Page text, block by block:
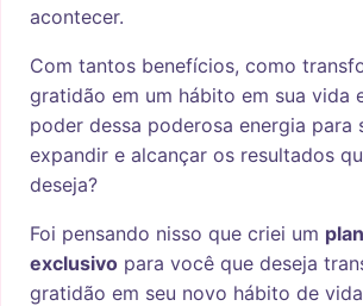
acontecer.
Com tantos benefícios, como
gratidão em um hábito em sua vida
poder dessa poderosa energia para
expandir e alcançar os resultados
deseja?
Foi pensando nisso que criei um
exclusivo para você que deseja
gratidão em seu novo hábito de